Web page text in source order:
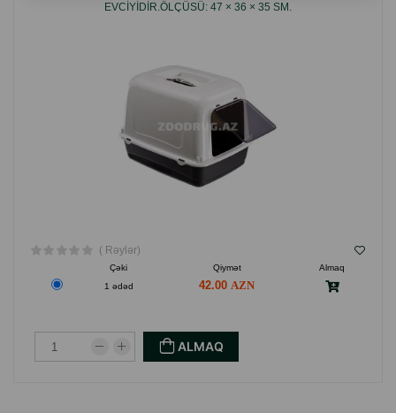
EVCIYIDIR.ÖLÇÜSÜ: 47 × 36 × 35 SM.
( Rəylər)
Çəki Qiymət
Almaq
1 ədəd
42.00
ALMAQ